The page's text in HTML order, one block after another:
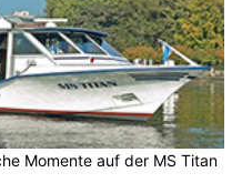
Momente auf der MS Titan